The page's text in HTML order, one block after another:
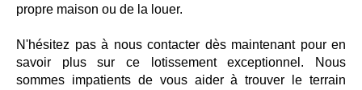
propre maison ou de la louer.
N'hésitez pas à nous contacter dès maintenant pour en
savoir plus sur ce lotissement exceptionnel. Nous
sommes impatients de vous aider à trouver le terrain